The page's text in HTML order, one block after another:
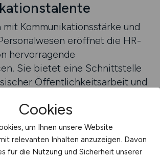
mit Kommunikationsstärke und
eröffnet die HR-
hervorragende
Sie bietet eine Schnittstelle
Öffentlichkeitsarbeit und
die Unternehmenskultur mit und
Kommunikation strategisch
um Mitarbeitende zu
zu binden.
Cookies
um Ihnen unsere Website
relevanten Inhalten anzuzeigen. Davon
für die Nutzung und Sicherheit unserer